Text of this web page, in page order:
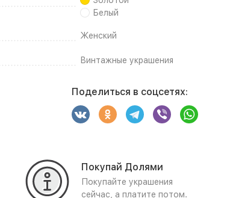
Белый
Женский
Винтажные украшения
Поделиться в соцсетях:
Покупай Долями
Покупайте украшения
сейчас, а платите потом.